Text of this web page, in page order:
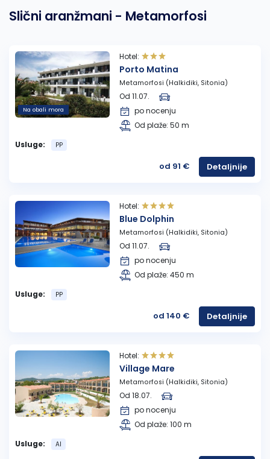
Slični aranžmani - Metamorfosi
Na obali mora
Hotel:
Porto Matina
Metamorfosi (Halkidiki, Sitonia)
Od 11.07.
po nocenju
Od plaže: 50 m
Usluge:
PP
od 91 € Detaljnije
Hotel:
Blue Dolphin
Metamorfosi (Halkidiki, Sitonia)
Od 11.07.
po nocenju
Od plaže: 450 m
Usluge:
PP
od 140 € Detaljnije
Hotel:
Village Mare
Metamorfosi (Halkidiki, Sitonia)
Od 18.07.
po nocenju
Od plaže: 100 m
Usluge:
AI